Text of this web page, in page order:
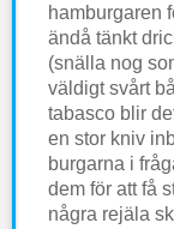
hamburgaren
ändå tänkt
(snälla nog
väldigt svårt
tabasco blir
en stor kniv
burgarna i
dem för att få
några rejäla